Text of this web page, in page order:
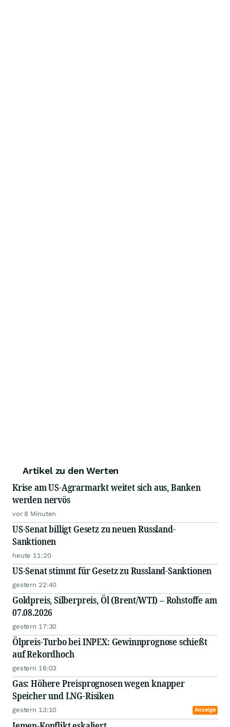
Artikel zu den Werten
Krise am US-Agrarmarkt weitet sich aus, Banken
werden nervös
vor 8 Minuten
US-Senat billigt Gesetz zu neuen Russland-
Sanktionen
heute 11:20
US-Senat stimmt für Gesetz zu Russland-Sanktionen
gestern 22:40
Goldpreis, Silberpreis, Öl (Brent/WTI) – Rohstoffe am
07.08.2026
gestern 17:30
Ölpreis-Turbo bei INPEX: Gewinnprognose schießt
auf Rekordhoch
gestern 16:03
Gas: Höhere Preisprognosen wegen knapper
Speicher und LNG-Risiken
gestern 13:10 Anzeige